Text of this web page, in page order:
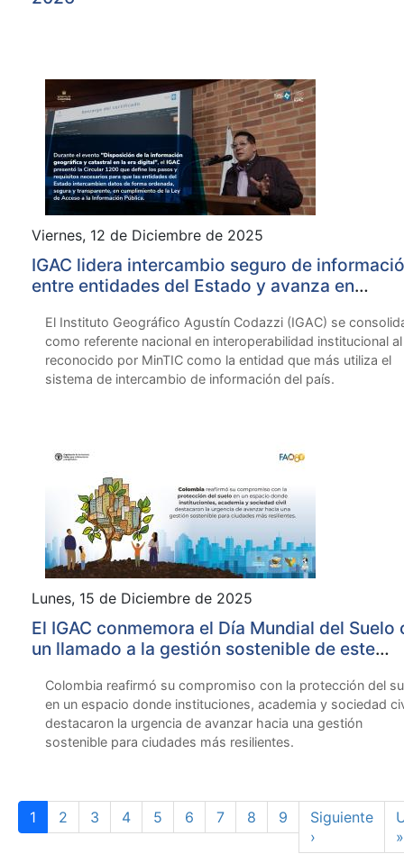
Viernes, 12 de Diciembre de 2025
IGAC lidera intercambio seguro de
entre entidades del Estado y avanza en
El Instituto Geográfico Agustín Codazzi (IGAC) se
como referente nacional en interoperabilidad institucional
reconocido por MinTIC como la entidad que más utiliza el
sistema de intercambio de información del país.
Lunes, 15 de Diciembre de 2025
El IGAC conmemora el Día Mundial del Suelo
un llamado a la gestión sostenible de este
Colombia reafirmó su compromiso con la protección del
en un espacio donde instituciones, academia y sociedad
destacaron la urgencia de avanzar hacia una gestión
sostenible para ciudades más resilientes.
Página actual
1 Page
2 Page
3 Page
4 Page
5 Page
6 Page
7 Page
8 Page
9 Siguiente
Siguiente
›
»